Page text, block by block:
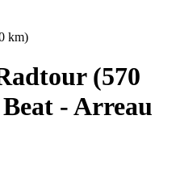
km)
(570
- Arreau